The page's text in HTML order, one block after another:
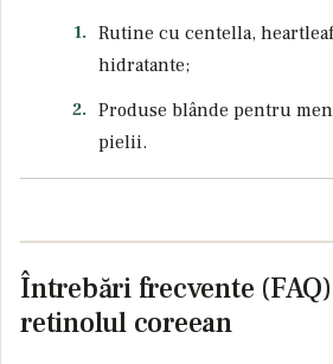
Rutine cu centella,
hidratante;
Produse blânde pentru
pielii.
Întrebări frecvente
retinolul coreean